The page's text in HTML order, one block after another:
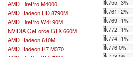
AMD FirePro M4000
0.755 -3%
AMD Radeon HD 8790M
0.761 -2%
AMD FirePro W4190M
0.769 -1%
NVIDIA GeForce GTX 660M
0.772 -1%
AMD Radeon 610M
0.774 -1%
AMD Radeon R7 M370
0.776 0%